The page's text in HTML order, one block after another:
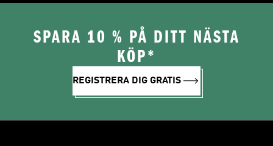
SPARA 10 % PÅ DITT NÄSTA
KÖP*
REGISTRERA DIG GRATIS